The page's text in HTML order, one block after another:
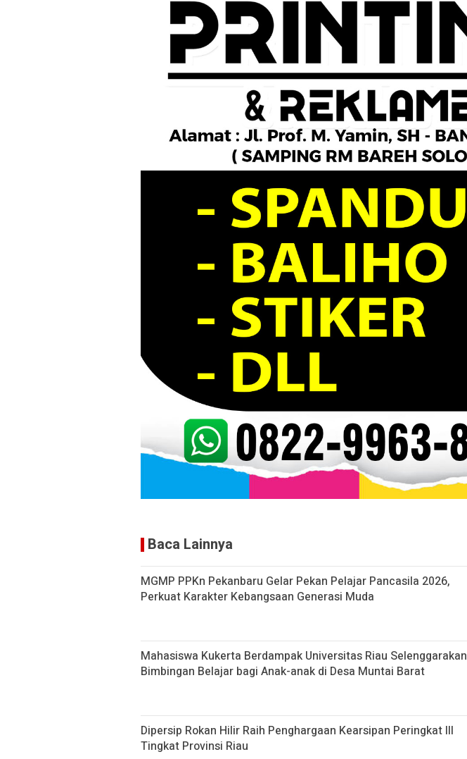
Baca Lainnya
MGMP PPKn Pekanbaru Gelar Pekan Pelajar Pancasila 2026,
Perkuat Karakter Kebangsaan Generasi Muda
Mahasiswa Kukerta Berdampak Universitas Riau Selenggarakan
Bimbingan Belajar bagi Anak-anak di Desa Muntai Barat
Dipersip Rokan Hilir Raih Penghargaan Kearsipan Peringkat III
Tingkat Provinsi Riau